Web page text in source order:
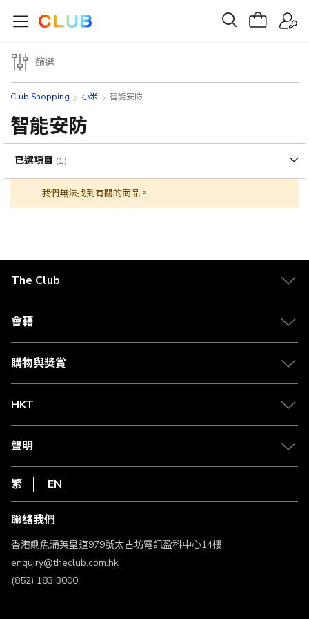
Club Shopping 小米 智能安防
智能安防
我們無法找到有關的商品。
篩選
已選項目
The Club
關於 The Club
合作夥伴
媒體中心
會籍
會籍及專屬禮遇
賺取積分
購物與獎賞
物流與配送
Club Shopping 商品領取站
常見問題
HKT
csl.
1010
HKT
聲明
私隱聲明
使用條款
條款及細則
不歧視及不騷擾聲明
認可牌照及通告
繁 EN
聯絡我們
香港鰂魚涌英皇道979號太古坊電訊盈科中心14樓
enquiry@theclub.com.hk
(852) 183 3000